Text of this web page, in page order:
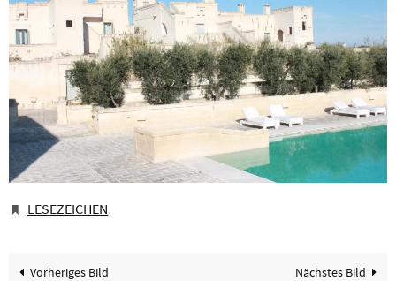
LESEZEICHEN.
Vorheriges Bild Nächstes Bild